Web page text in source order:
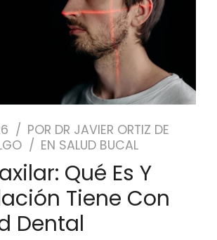
POR DR JAVIER ORTIZ DE
EN SALUD BUCAL
Qué Es Y
Tiene Con
Dental